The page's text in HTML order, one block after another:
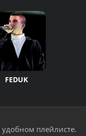
FEDUK
плейлисте.